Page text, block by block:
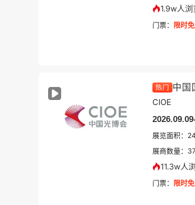
1.9w人浏
门票： 限时
热门 中国
CIOE
展览面积：
展商数量：
11.3w人
门票： 限时